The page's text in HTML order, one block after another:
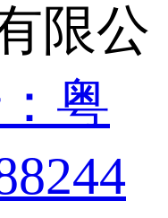
限公
粤